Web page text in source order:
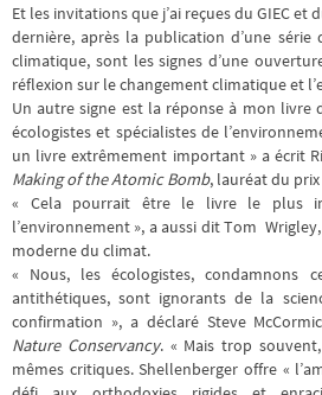
Et les invitations que j’ai reçues du GIEC et
dernière, après la publication d’une série
climatique, sont les signes d’une
réflexion sur le changement climatique et
Un autre signe est la réponse à mon livre
écologistes et spécialistes de
un livre extrêmement important » a écrit
Making of the Atomic Bomb, lauréat du
« Cela pourrait être le livre le plus
l’environnement », a aussi dit Tom
moderne du climat.
« Nous, les écologistes, condamnons
antithétiques, sont ignorants de la
confirmation », a déclaré Steve
Nature Conservancy. « Mais trop
mêmes critiques. Shellenberger offre «